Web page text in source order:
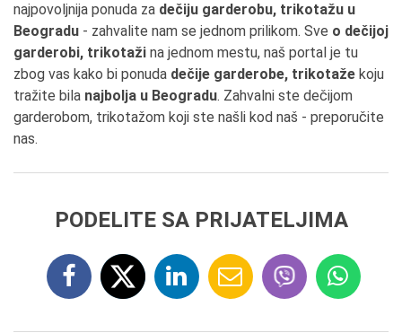
najpovoljnija ponuda za dečiju garderobu, trikotažu u
Beogradu - zahvalite nam se jednom prilikom. Sve o dečijoj
garderobi, trikotaži na jednom mestu, naš portal je tu
zbog vas kako bi ponuda dečije garderobe, trikotaže koju
tražite bila najbolja u Beogradu. Zahvalni ste dečijom
garderobom, trikotažom koji ste našli kod naš - preporučite
nas.
PODELITE SA PRIJATELJIMA